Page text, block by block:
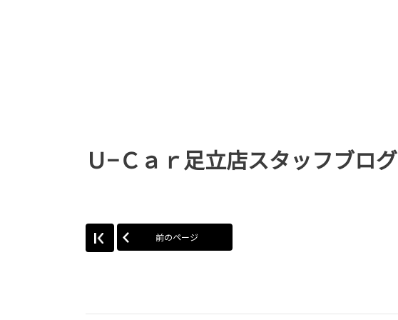
Ｕ−Ｃａｒ足立店スタッフブログ
前のページ